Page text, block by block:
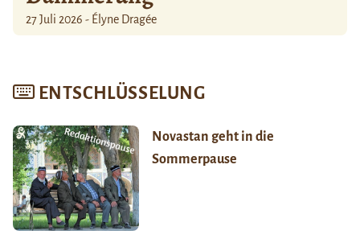
27 Juli 2026 - Élyne Dragée
ENTSCHLÜSSELUNG
Novastan geht in die
Sommerpause